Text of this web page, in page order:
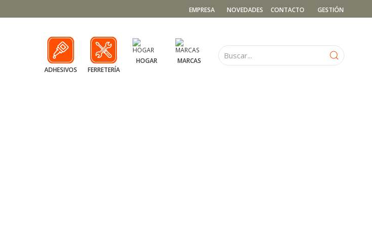
EMPRESA NOVEDADES CONTACTO GESTIÓN
ADHESIVOS FERRETERÍA
HOGAR MARCAS